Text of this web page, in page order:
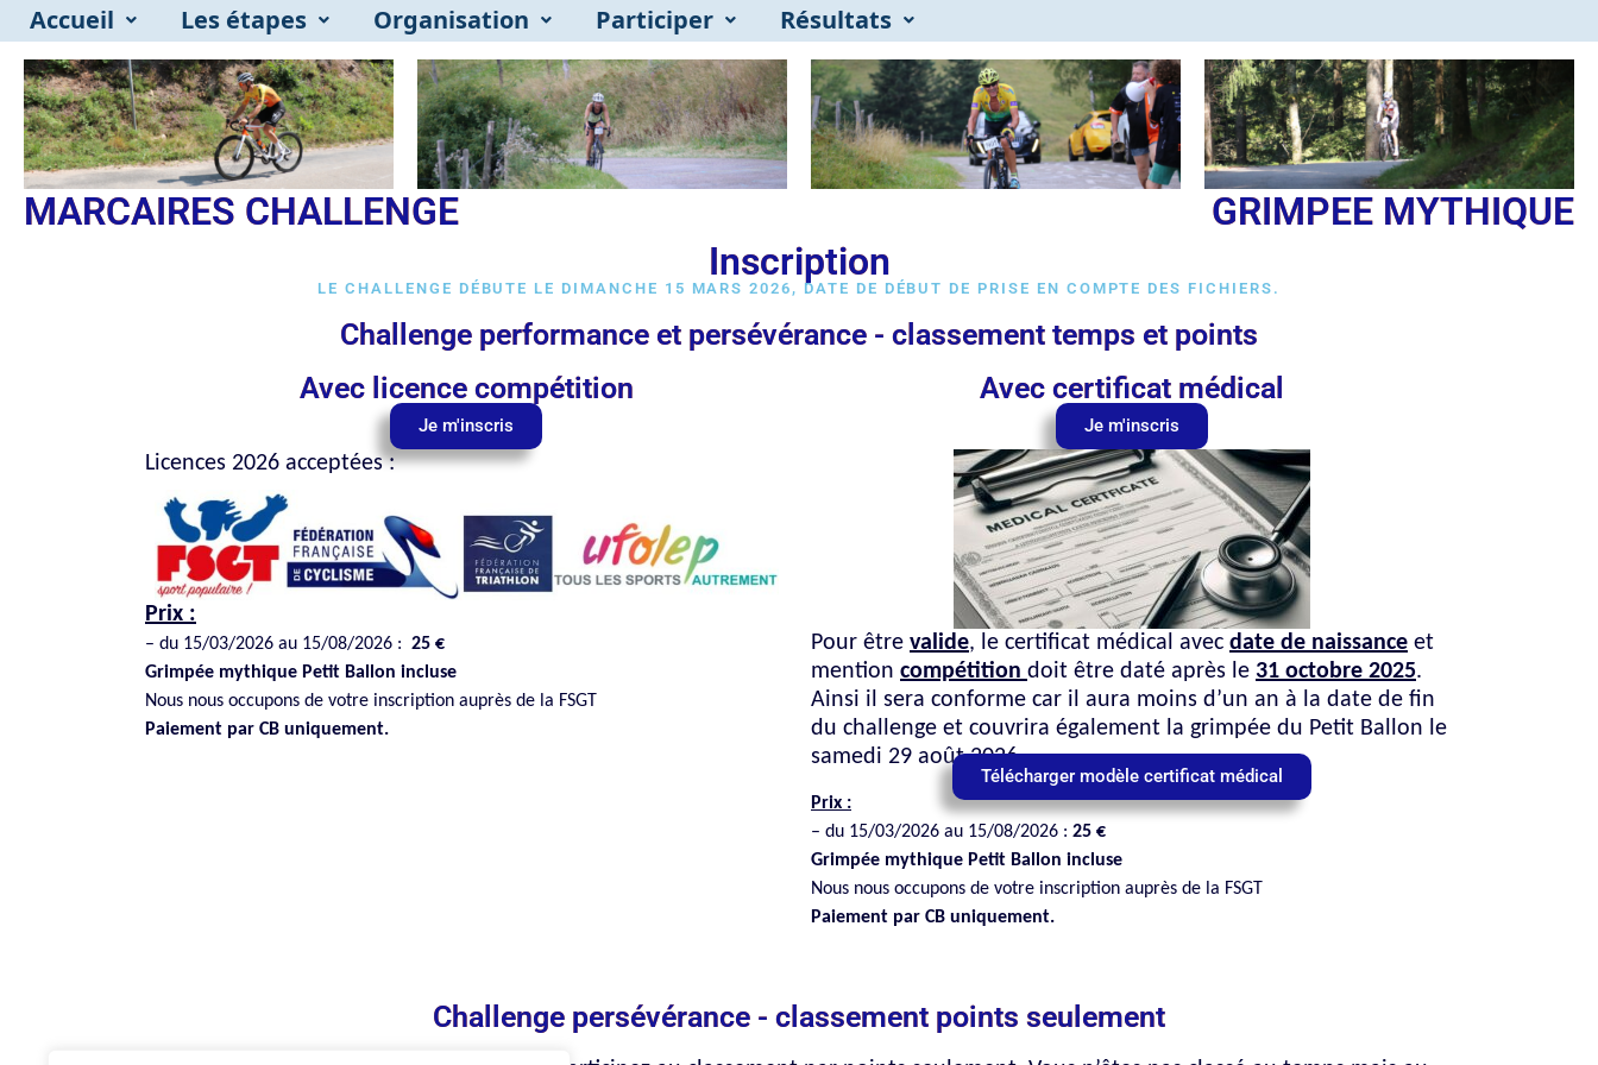
Accueil Les étapes Organisation Participer Résultats
MARCAIRES CHALLENGE
GRIMPEE MYTHIQUE
Inscription
LE CHALLENGE DÉBUTE LE DIMANCHE 15 MARS 2026, DATE DE DÉBUT DE PRISE EN COMPTE DES FICHIERS.
Challenge performance et persévérance - classement temps et points
Avec licence compétition
Je m'inscris
Licences 2026 acceptées :
Prix :
– du 15/03/2026 au 15/08/2026 : 25 €
Grimpée mythique Petit Ballon incluse
Nous nous occupons de votre inscription auprès de la FSGT
Paiement par CB uniquement.
Avec certificat médical
Je m'inscris
Pour être valide, le certificat médical avec date de naissance et
mention compétition doit être daté après le 31 octobre 2025.
Ainsi il sera conforme car il aura moins d’un an à la date de fin
du challenge et couvrira également la grimpée du Petit Ballon le
samedi 29 août 2026.
Télécharger modèle certificat médical
Prix :
– du 15/03/2026 au 15/08/2026 : 25 €
Grimpée mythique Petit Ballon incluse
Nous nous occupons de votre inscription auprès de la FSGT
Paiement par CB uniquement.
Challenge persévérance - classement points seulement